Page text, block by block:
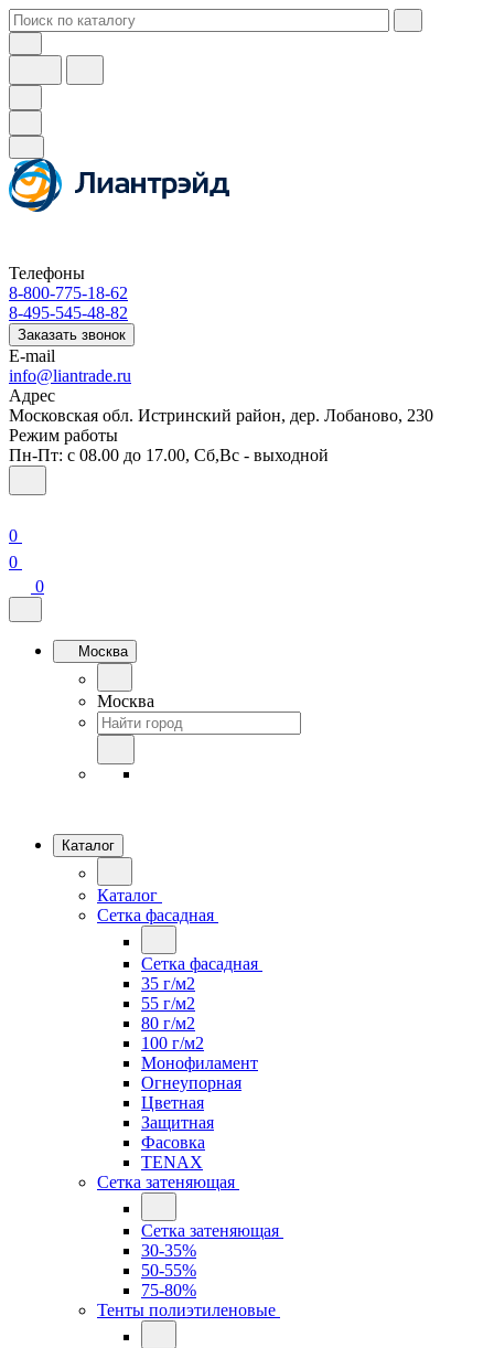
Телефоны
8-800-775-18-62
8-495-545-48-82
Заказать звонок
E-mail
info@liantrade.ru
Адрес
Московская обл. Истринский район, дер. Лобаново, 230
Режим работы
Пн-Пт: c 08.00 до 17.00, Cб,Вс - выходной
0
0
0
Москва
Москва
Каталог
Каталог
Сетка фасадная
Сетка фасадная
35 г/м2
55 г/м2
80 г/м2
100 г/м2
Монофиламент
Огнеупорная
Цветная
Защитная
Фасовка
TENAX
Сетка затеняющая
Сетка затеняющая
30-35%
50-55%
75-80%
Тенты полиэтиленовые